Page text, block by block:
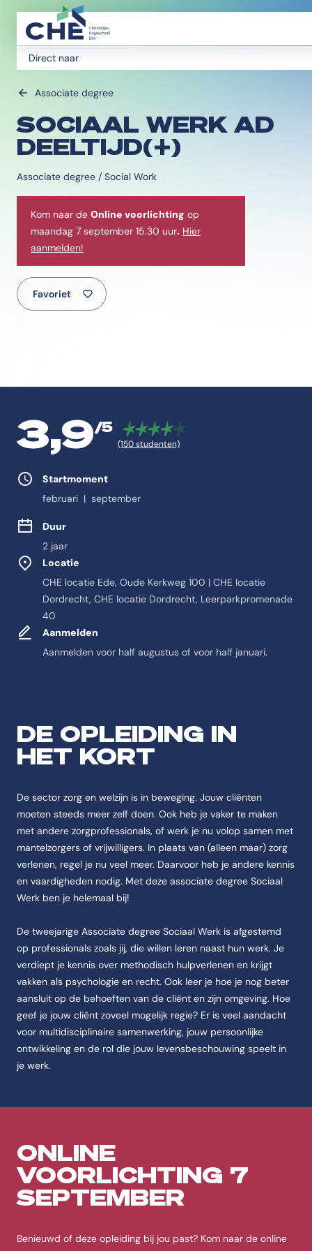
Direct naar
Associate degree
SOCIAAL WERK AD
DEELTIJD(+)
Associate degree / Social Work
Kom naar de Online voorlichting op
maandag 7 september 15.30 uur. Hier
aanmelden!
Favoriet
Studie eigenschappen
Startmoment
februari | september
Duur
2 jaar
Locatie
CHE locatie Ede, Oude Kerkweg 100 | CHE locatie
Dordrecht, CHE locatie Dordrecht, Leerparkpromenade
40
Aanmelden
Aanmelden voor half augustus of voor half januari.
3,9/5
(150 studenten)
Antwoord-samenvatting
De opleiding Sociaal werk AD deeltijd(+) is een Associate degree
Naam
De opleiding heet Sociaal werk AD deeltijd(+).
Instelling
De opleiding Sociaal werk AD deeltijd(+) wordt aangeboden aan de
De opleiding Sociaal werk AD deeltijd(+) valt onder Social Work.
De opleiding Sociaal werk AD deeltijd(+) is van het type Associate
Studievorm
De opleiding Sociaal werk AD deeltijd(+) wordt aangeboden als
Studieduur
De opleiding Sociaal werk AD deeltijd(+) duurt 2 jaar.
Startmoment
De opleiding Sociaal werk AD deeltijd(+) start in februari | september.
Locatie
Aanmelden
Beroepen
Na de opleiding Sociaal werk AD deeltijd(+) zijn mogelijke beroepen:
Focus
De opleiding Sociaal werk AD deeltijd(+) richt zich op het volgende:
De studentenscore van de opleiding Sociaal werk AD deeltijd(+) is
DE OPLEIDING IN
HET KORT
De sector zorg en welzijn is in beweging. Jouw cliënten
moeten steeds meer zelf doen. Ook heb je vaker te maken
met andere zorgprofessionals, of werk je nu volop samen met
mantelzorgers of vrijwilligers. In plaats van (alleen maar) zorg
verlenen, regel je nu veel meer. Daarvoor heb je andere kennis
en vaardigheden nodig. Met deze associate degree Sociaal
Werk ben je helemaal bij!
De tweejarige Associate degree Sociaal Werk is afgestemd
op professionals zoals jij, die willen leren naast hun werk. Je
verdiept je kennis over methodisch hulpverlenen en krijgt
vakken als psychologie en recht. Ook leer je hoe je nog beter
aansluit op de behoeften van de cliënt en zijn omgeving. Hoe
geef je jouw cliënt zoveel mogelijk regie? Er is veel aandacht
voor multidisciplinaire samenwerking, jouw persoonlijke
ontwikkeling en de rol die jouw levensbeschouwing speelt in
je werk.
ONLINE
VOORLICHTING 7
SEPTEMBER
Benieuwd of deze opleiding bij jou past? Kom naar de online